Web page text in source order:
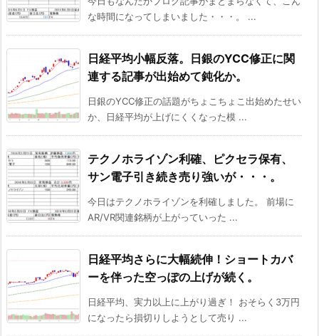
な時間になってしまいました・・・。 ...
日経平均小幅反落。日銀のYCC修正に関
連する記事が出始めて鈍化か。
日銀のYCC修正の話題がちょこちょこ出始めたせい
か、日経平均が上げにくくなった模 ...
テクノホライゾン利確、ピクセラ保有、
サン電子引き続き売り強いが・・・。
今日はテクノホライゾンを利確しました。 前場に
AR/VR関連銘柄が上がっていった ...
日経平均さらに大幅続伸！ショートカバ
ーを伴った空っぽの上げが続く。
日経平均、実力以上に上がり過ぎ！ おそらく3万円
になったら損切りしようとして売り ...